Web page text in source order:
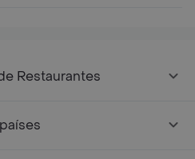
Restaurantes